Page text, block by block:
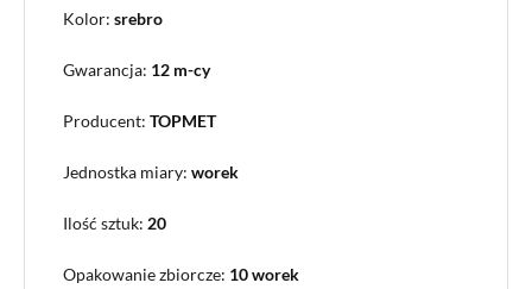
Kolor: srebro
Gwarancja: 12 m-cy
Producent: TOPMET
Jednostka miary: worek
Ilość sztuk: 20
Opakowanie zbiorcze: 10 worek